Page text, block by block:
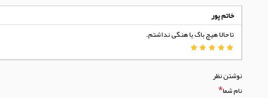
خاتم پور
تا حالا هیچ باگ یا هنگی نداشتم.
نوشتن نظر
نام شما